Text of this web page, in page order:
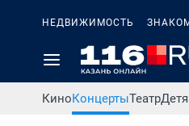
НЕДВИЖИМОСТЬ
КиноКонцертыТеатр